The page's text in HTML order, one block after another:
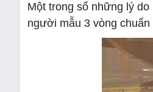
Một trong số những lý
người mẫu 3 vòng